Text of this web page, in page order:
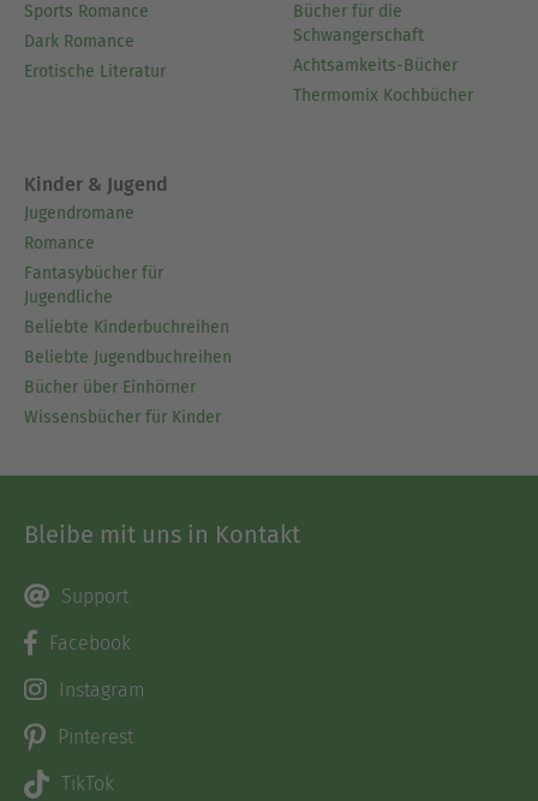
Sports Romance
Dark Romance
Erotische Literatur
Bücher für die
Schwangerschaft
Achtsamkeits-Bücher
Thermomix Kochbücher
Kinder & Jugend
Jugendromane
Romance
Fantasybücher für
Jugendliche
Beliebte Kinderbuchreihen
Beliebte Jugendbuchreihen
Bücher über Einhörner
Wissensbücher für Kinder
Bleibe mit uns in Kontakt
Support
Facebook
Instagram
Pinterest
TikTok